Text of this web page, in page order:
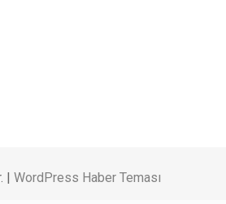
| WordPress Haber Teması